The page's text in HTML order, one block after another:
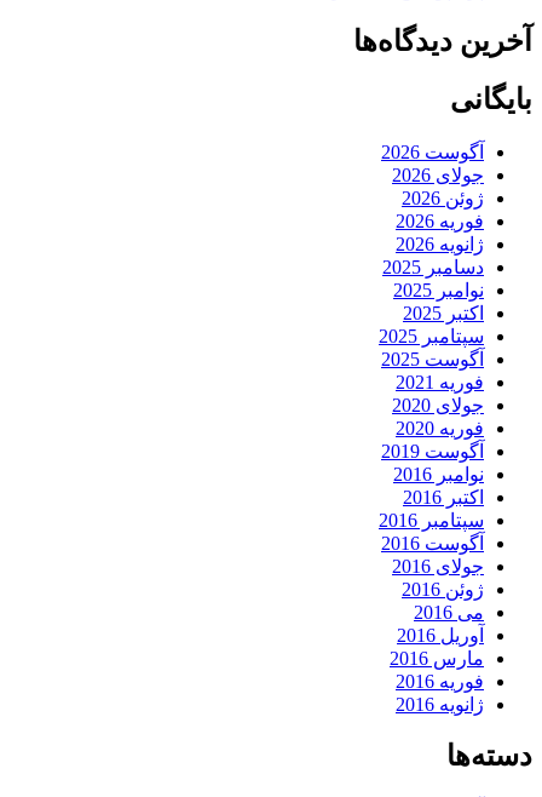
آخرین دیدگاه‌ها
بایگانی
آگوست 2026
جولای 2026
ژوئن 2026
فوریه 2026
ژانویه 2026
دسامبر 2025
نوامبر 2025
اکتبر 2025
سپتامبر 2025
آگوست 2025
فوریه 2021
جولای 2020
فوریه 2020
آگوست 2019
نوامبر 2016
اکتبر 2016
سپتامبر 2016
آگوست 2016
جولای 2016
ژوئن 2016
می 2016
آوریل 2016
مارس 2016
فوریه 2016
ژانویه 2016
دسته‌ها